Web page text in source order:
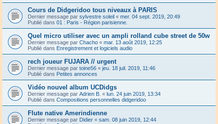
Cours de Didgeridoo tous niveaux à PARIS
Dernier message par sylvestre soleil « mer. 04 sept. 2019, 20:49
Publié dans 01 : Paris - Région parisienne.
Quel micro utiliser avec un ampli rolland cube street de 50w
Dernier message par Chacho « mar. 13 août 2019, 12:25
Publié dans Enregistrement et logiciels audio
rech joueur FUJARA // urgent
Dernier message par toine56 « jeu. 18 juil. 2019, 11:46
Publié dans Petites annonces
Vidéo nouvel album UCDidgs
Dernier message par Adrien B. « lun. 24 juin 2019, 13:34
Publié dans Compositions personnelles didgeridoo
Flute native Amerindienne
Dernier message par Didier « sam. 08 juin 2019, 12:44